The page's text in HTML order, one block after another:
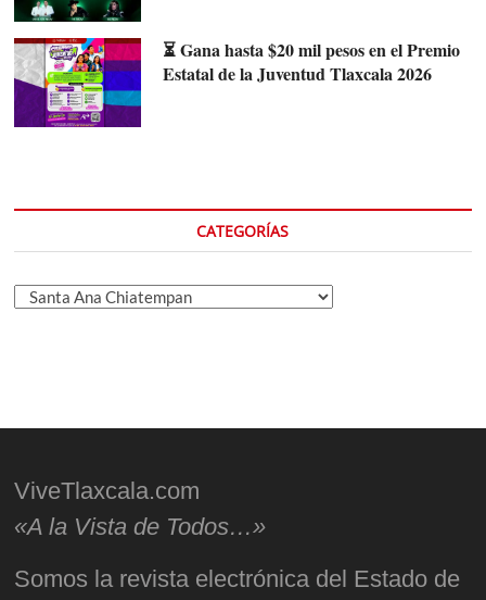
⏳ Gana hasta $20 mil pesos en el Premio
Estatal de la Juventud Tlaxcala 2026
CATEGORÍAS
Categorías
ViveTlaxcala.com
«A la Vista de Todos…»
Somos la revista electrónica del Estado de